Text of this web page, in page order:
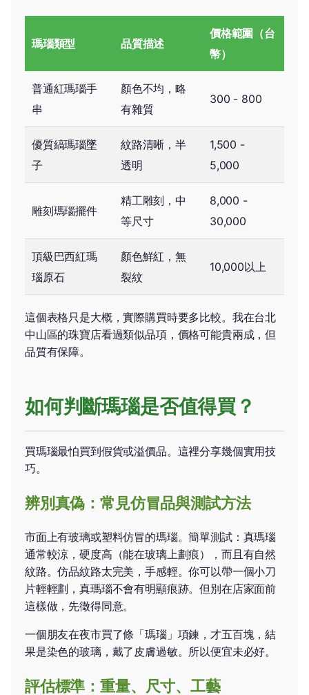
瑪瑙類型 品質描述
價格範圍（台
幣）
普通紅瑪瑙手
串
顏色不均，略
有雜質
300 - 800
優質縞瑪瑙墜
子
紋路清晰，半
透明
1,500 -
5,000
雕刻瑪瑙擺件
精工雕刻，中
等尺寸
8,000 -
30,000
頂級巴西紅瑪
瑙原石
顏色鮮紅，無
裂紋
10,000以上
這個表格只是大概，實際購買時要多比較。我在台北
中山區的珠寶店看過類似品項，價格可能貴兩成，但
品質有保障。
如何判斷瑪瑙是否值得買？
買瑪瑙最怕買到假貨或溢價品。這裡分享幾個實用技
巧。
辨別真偽：常見仿冒品與測試方法
市面上有玻璃或塑料仿冒的瑪瑙。簡單測試：真瑪瑙
通常較涼，硬度高（能在玻璃上劃痕），而且有自然
紋路。仿品紋路太完美，手感輕。你可以帶一個小刀
片輕輕劃，真瑪瑙不會有明顯痕跡。但別在店家面前
這樣做，先徵得同意。
一個朋友在夜市買了條「瑪瑙」項鍊，才五百塊，結
果是染色的玻璃，戴了皮膚過敏。所以便宜未必好。
評估標準：重量、尺寸、工藝